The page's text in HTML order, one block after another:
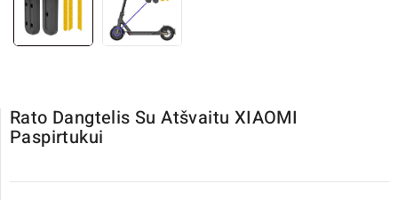
Rato Dangtelis Su Atšvaitu XIAOMI
Paspirtukui